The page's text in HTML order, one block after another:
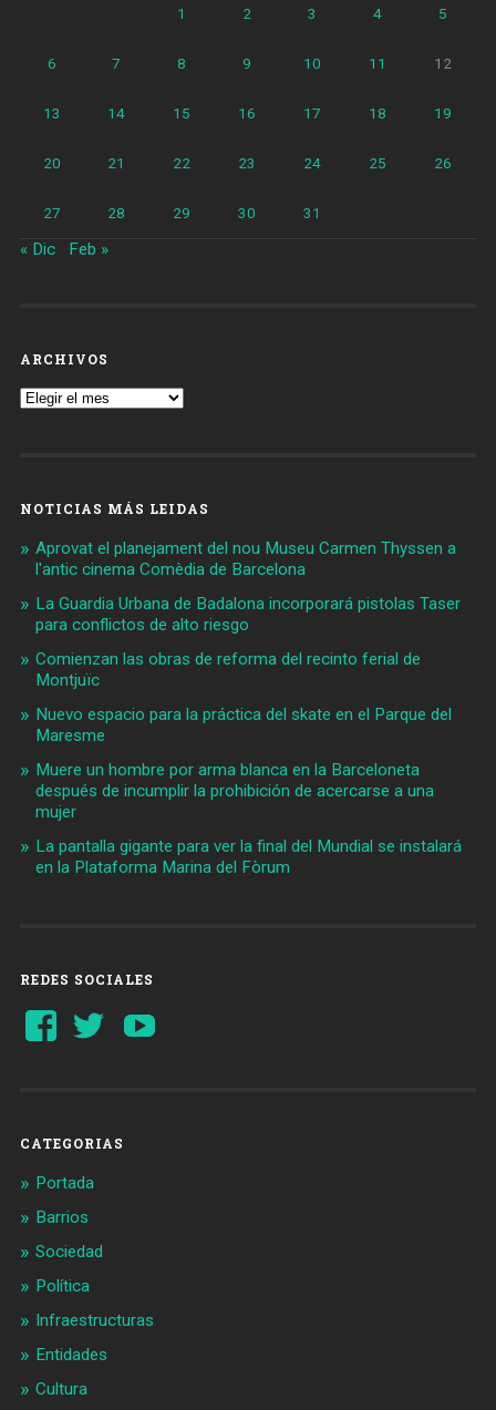
1 2 3 4 5
6 7 8 9 10 11 12
13 14 15 16 17 18 19
20 21 22 23 24 25 26
27 28 29 30 31
« Dic Feb »
ARCHIVOS
Archivos
NOTICIAS MÁS LEIDAS
Aprovat el planejament del nou Museu Carmen Thyssen a
l'antic cinema Comèdia de Barcelona
La Guardia Urbana de Badalona incorporará pistolas Taser
para conflictos de alto riesgo
Comienzan las obras de reforma del recinto ferial de
Montjuïc
Nuevo espacio para la práctica del skate en el Parque del
Maresme
Muere un hombre por arma blanca en la Barceloneta
después de incumplir la prohibición de acercarse a una
mujer
La pantalla gigante para ver la final del Mundial se instalará
en la Plataforma Marina del Fòrum
REDES SOCIALES
Ver
perfil
Ver
perfil
CATEGORIAS
Portada
Barrios
Sociedad
Política
Infraestructuras
Entidades
Cultura